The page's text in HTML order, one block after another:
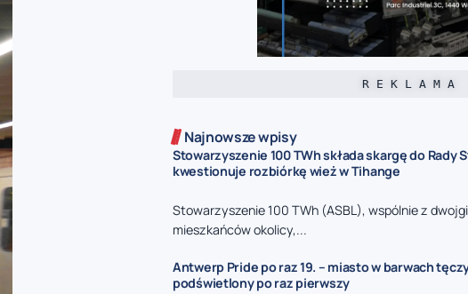
R E K L A M A
Najnowsze wpisy
Stowarzyszenie 100 TWh składa skargę do Rady
kwestionuje rozbiórkę wież w Tihange
Stowarzyszenie 100 TWh (ASBL), wspólnie z
mieszkańców okolicy,...
Antwerp Pride po raz 19. – miasto w barwach
podświetlony po raz pierwszy